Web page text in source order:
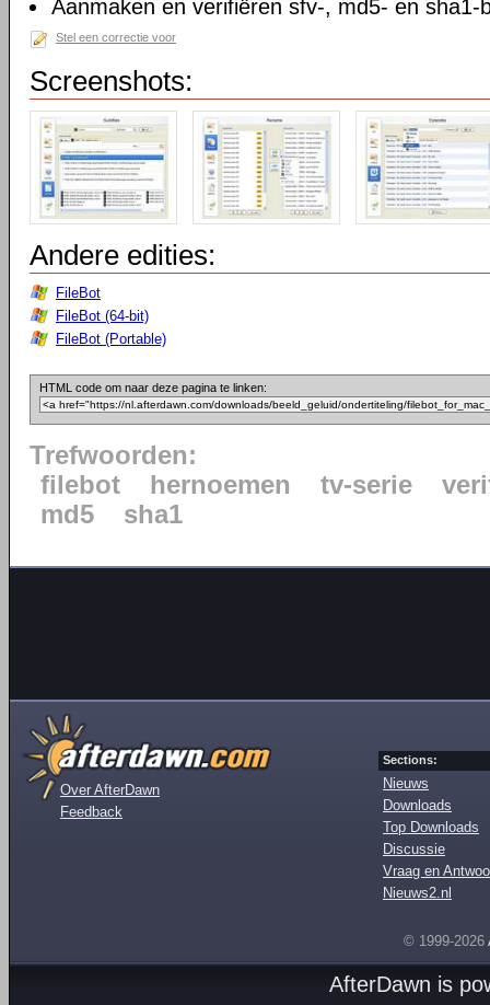
Aanmaken en verifiëren sfv-, md5- en sha1-
Stel een correctie voor
Screenshots:
Andere edities:
FileBot
FileBot (64-bit)
FileBot (Portable)
HTML code om naar deze pagina te linken:
Trefwoorden:
filebot
hernoemen tv-serie
md5
sha1
Over AfterDawn
Feedback
Sections:
Nieuws
Downloads
Top Downloads
Discussie
Vraag en
Nieuws2.nl
© 1999-2026
AfterDawn is